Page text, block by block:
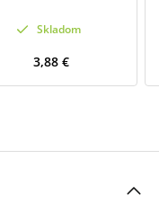
Skladom
3,88 €